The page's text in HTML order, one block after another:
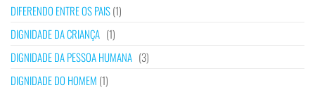
DIFERENDO ENTRE OS PAIS(1)
DIGNIDADE DA CRIANÇA (1)
DIGNIDADE DA PESSOA HUMANA (3)
DIGNIDADE DO HOMEM (1)